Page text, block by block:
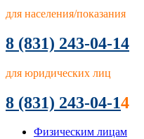
для населения/показания
8 (831) 243-04-14
для юридических лиц
8 (831) 243-04-14
Физическим лицам